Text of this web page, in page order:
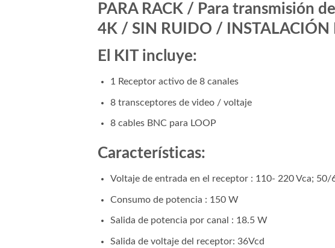
PARA RACK / Para transmisión
4K / SIN RUIDO / INSTALACIÓN
El KIT incluye:
1 Receptor activo de 8 canales
8 transceptores de video / voltaje
8 cables BNC para LOOP
Características:
Voltaje de entrada en el receptor : 110- 220 Vca; 50/
Consumo de potencia : 150 W
Salida de potencia por canal : 18.5 W
Salida de voltaje del receptor: 36Vcd